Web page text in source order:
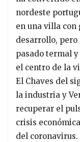
nordeste
en una villa con
desarrollo, pero
pasado termal
el centro de la
El Chaves del
la industria y
recuperar el
crisis
del